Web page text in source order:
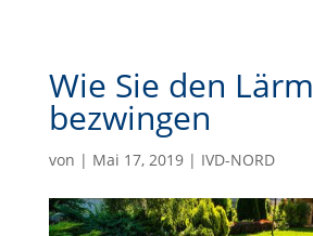
Wie Sie den Lärm
bezwingen
von | Mai 17, 2019| IVD-NORD